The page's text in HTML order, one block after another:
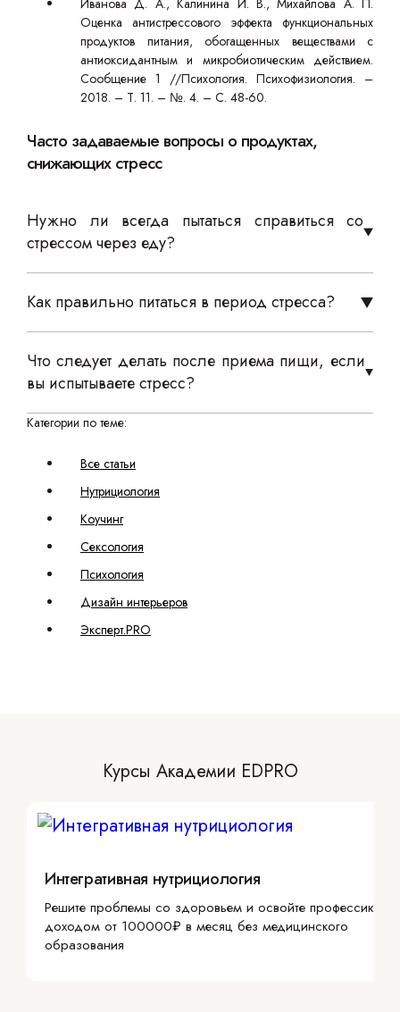
Иванова Д. А., Калинина И. В., Михайлова А. П.
Оценка антистрессового эффекта функциональных
продуктов питания, обогащенных веществами с
антиоксидантным и микробиотическим действием.
Сообщение 1 //Психология. Психофизиология. –
2018. – Т. 11. – №. 4. – С. 48-60.
Часто задаваемые вопросы о продуктах,
снижающих стресс
Нужно ли всегда пытаться справиться со
стрессом через еду?
Как правильно питаться в период стресса?
Что следует делать после приема пищи, если
вы испытываете стресс?
Категории по теме:
Все статьи
Нутрициология
Коучинг
Сексология
Психология
Дизайн интерьеров
Эксперт.PRO
Курсы Академии EDPRO
Интегративная нутрициология
Решите проблемы со здоровьем и освойте профессию с
доходом от 100000₽ в месяц без медицинского
образования